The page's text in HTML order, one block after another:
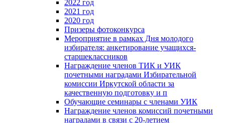
2022 год
2021 год
2020 год
Призеры фотоконкурса
Мероприятие в рамках Дня молодого
избирателя: анкетирование учащихся-
старшеклассников
Награждение членов ТИК и УИК
почетными наградами Избирательной
комиссии Иркутской области за
качественную подготовку и п
Обучающие семинары с членами УИК
Награждение членов комиссий почетными
наградами в связи с 20-летием